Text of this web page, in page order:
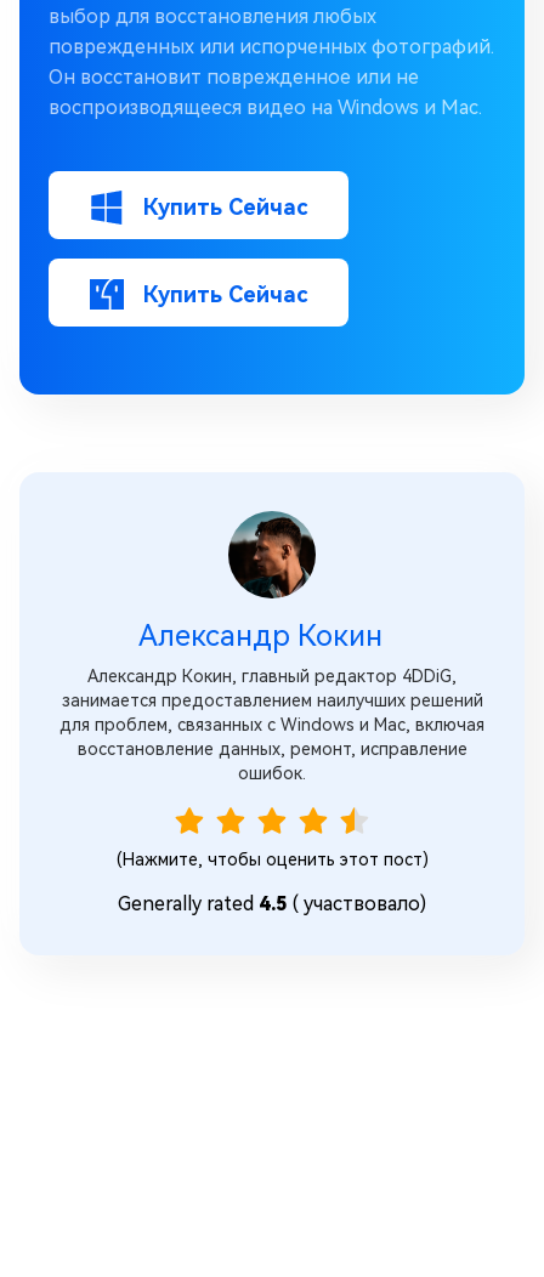
выбор для восстановления любых
поврежденных или испорченных фотографий.
Он восстановит поврежденное или не
воспроизводящееся видео на Windows и Mac.
Купить Сейчас
Купить Сейчас
Александр Кокин
Александр Кокин, главный редактор 4DDiG,
занимается предоставлением наилучших решений
для проблем, связанных с Windows и Mac, включая
восстановление данных, ремонт, исправление
ошибок.
(Нажмите, чтобы оценить этот пост)
Generally rated 4.5 ( участвовало)